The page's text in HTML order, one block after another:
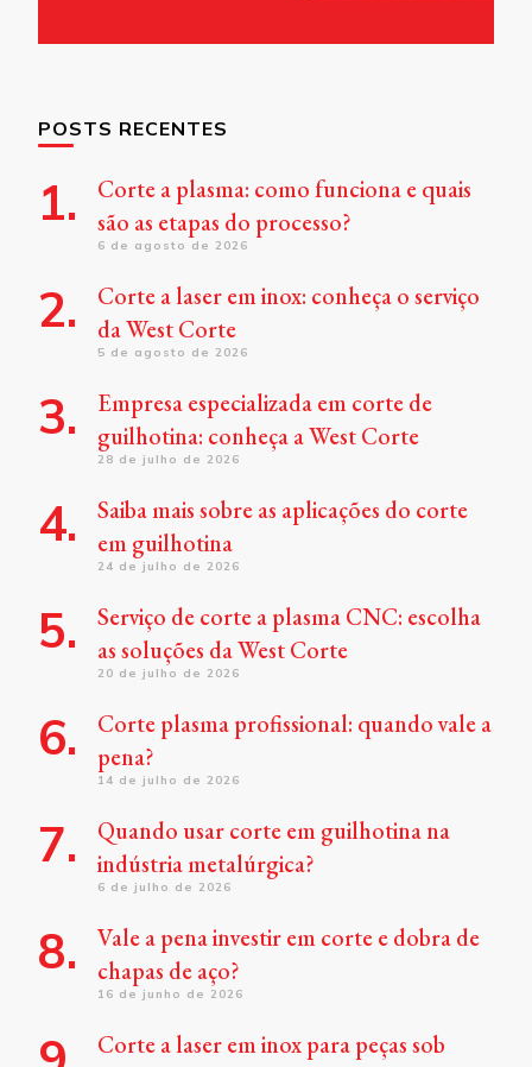
POSTS RECENTES
Corte a plasma: como funciona e quais
são as etapas do processo?
6 de agosto de 2026
Corte a laser em inox: conheça o serviço
da West Corte
5 de agosto de 2026
Empresa especializada em corte de
guilhotina: conheça a West Corte
28 de julho de 2026
Saiba mais sobre as aplicações do corte
em guilhotina
24 de julho de 2026
Serviço de corte a plasma CNC: escolha
as soluções da West Corte
20 de julho de 2026
Corte plasma profissional: quando vale a
pena?
14 de julho de 2026
Quando usar corte em guilhotina na
indústria metalúrgica?
6 de julho de 2026
Vale a pena investir em corte e dobra de
chapas de aço?
16 de junho de 2026
Corte a laser em inox para peças sob